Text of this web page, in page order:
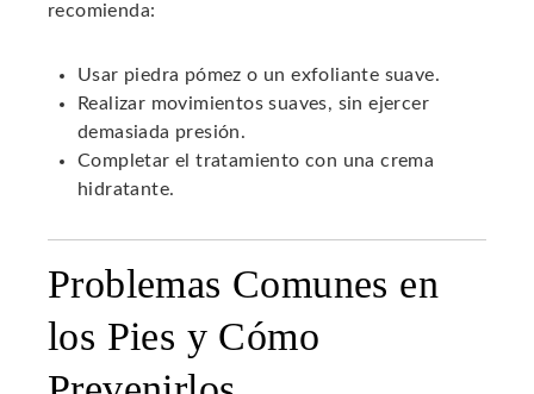
recomienda:
Usar piedra pómez o un exfoliante suave.
Realizar movimientos suaves, sin ejercer
demasiada presión.
Completar el tratamiento con una crema
hidratante.
Problemas Comunes en
los Pies y Cómo